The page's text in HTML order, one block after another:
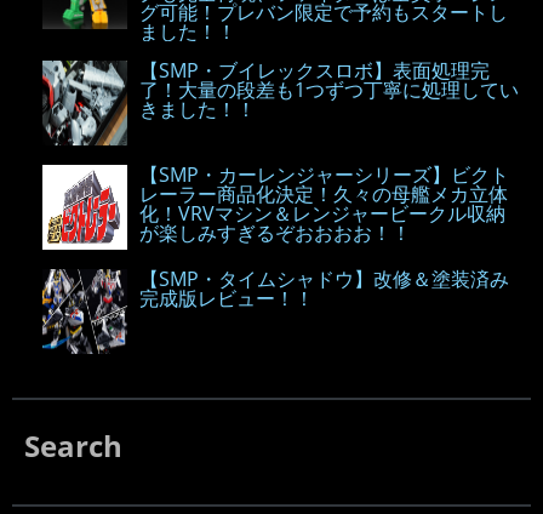
グ可能！プレバン限定で予約もスタートし
ました！！
【SMP・ブイレックスロボ】表面処理完
了！大量の段差も1つずつ丁寧に処理してい
きました！！
【SMP・カーレンジャーシリーズ】ビクト
レーラー商品化決定！久々の母艦メカ立体
化！VRVマシン＆レンジャービークル収納
が楽しみすぎるぞおおおお！！
【SMP・タイムシャドウ】改修＆塗装済み
完成版レビュー！！
Search